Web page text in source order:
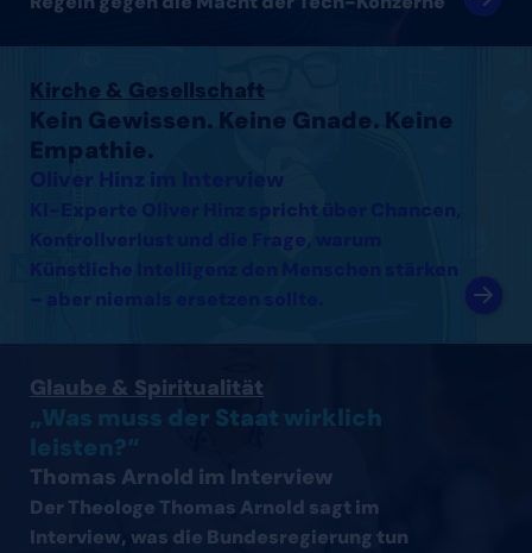
Kirche & Gesellschaft
Kein Gewissen. Keine Gnade. Keine
Empathie.
Oliver Hinz im Interview
KI-Experte Oliver Hinz spricht über Chancen,
Kontrollverlust und die Frage, warum
Künstliche Intelligenz den Menschen stärken
– aber niemals ersetzen sollte.
Glaube & Spiritualität
„Was muss der Staat wirklich
leisten?“
Thomas Arnold im Interview
Der Theologe Thomas Arnold sagt im
Interview, was die Bundesregierung tun